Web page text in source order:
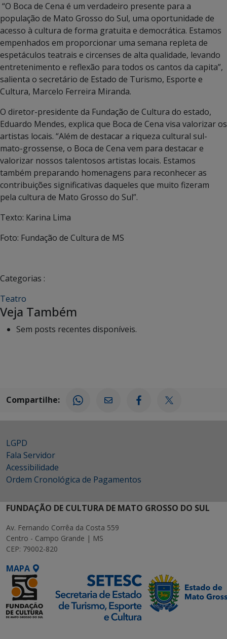
“O Boca de Cena é um verdadeiro presente para a
população de Mato Grosso do Sul, uma oportunidade de
acesso à cultura de forma gratuita e democrática. Estamos
empenhados em proporcionar uma semana repleta de
espetáculos teatrais e circenses de alta qualidade, levando
entretenimento e reflexão para todos os cantos da capita”,
salienta o secretário de Estado de Turismo, Esporte e
Cultura, Marcelo Ferreira Miranda.
O diretor-presidente da Fundação de Cultura do estado,
Eduardo Mendes, explica que Boca de Cena visa valorizar os
artistas locais. “Além de destacar a riqueza cultural sul-
mato-grossense, o Boca de Cena vem para destacar e
valorizar nossos talentosos artistas locais. Estamos
também preparando homenagens para reconhecer as
contribuições significativas daqueles que muito fizeram
pela cultura de Mato Grosso do Sul”.
Texto: Karina Lima
Foto: Fundação de Cultura de MS
Categorias :
Teatro
Veja Também
Sem posts recentes disponíveis.
Compartilhe:
LGPD
Fala Servidor
Acessibilidade
Ordem Cronológica de Pagamentos
FUNDAÇÃO DE CULTURA DE MATO GROSSO DO SUL
Av. Fernando Corrêa da Costa 559
Centro - Campo Grande | MS
CEP: 79002-820
MAPA